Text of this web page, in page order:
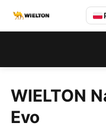
WIELTON
Evo